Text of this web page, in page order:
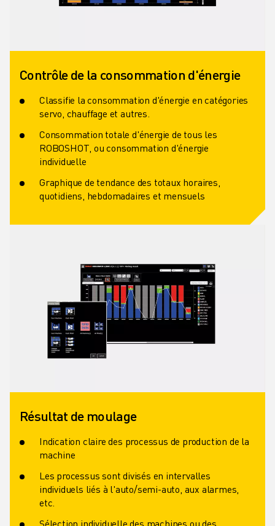
Contrôle de la consommation d'énergie
Classifie la consommation d'énergie en catégories
servo, chauffage et autres.
Consommation totale d'énergie de tous les
ROBOSHOT, ou consommation d'énergie
individuelle
Graphique de tendance des totaux horaires,
quotidiens, hebdomadaires et mensuels
Résultat de moulage
Indication claire des processus de production de la
machine
Les processus sont divisés en intervalles
individuels liés à l'auto/semi-auto, aux alarmes,
etc.